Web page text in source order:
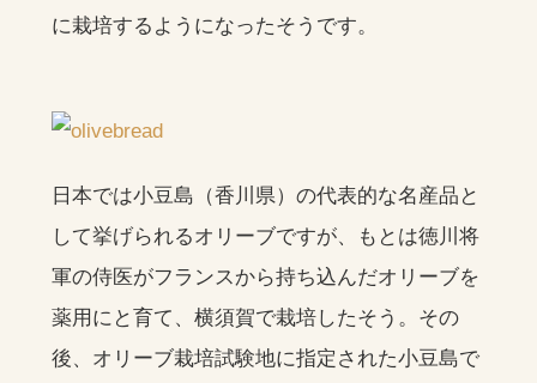
に栽培するようになったそうです。
日本では小豆島（香川県）の代表的な名産品と
して挙げられるオリーブですが、もとは徳川将
軍の侍医がフランスから持ち込んだオリーブを
薬用にと育て、横須賀で栽培したそう。その
後、オリーブ栽培試験地に指定された小豆島で